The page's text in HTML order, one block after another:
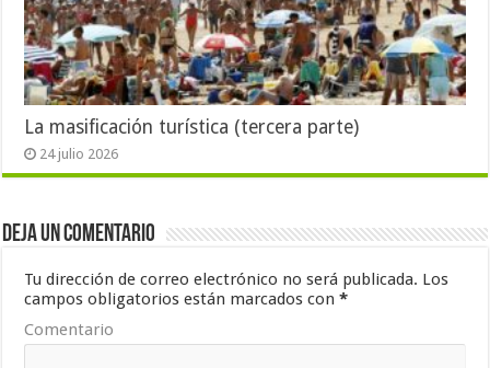
La masificación turística (tercera parte)
24 julio 2026
Deja un comentario
Tu dirección de correo electrónico no será publicada. Los
campos obligatorios están marcados con*
Comentario